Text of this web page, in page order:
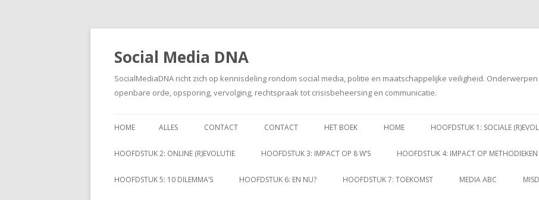
Social Media DNA
SocialMediaDNA richt zich op kennisdeling rondom social media, politie en maatschappelijke veiligheid.
openbare orde, opsporing, vervolging, rechtspraak tot crisisbeheersing en communicatie.
naar
HOME ALLES CONTACT CONTACT HET BOEK HOME HOOFDSTUK 1: SOCIALE
HOOFDSTUK 2: ONLINE (R)EVOLUTIE HOOFDSTUK 3: IMPACT OP 8 W’S HOOFDSTUK 4: IMPACT OP METHODIEKEN
HOOFDSTUK 5: 10 DILEMMA’S HOOFDSTUK 6: EN NU? HOOFDSTUK 7: TOEKOMST MEDIA ABC